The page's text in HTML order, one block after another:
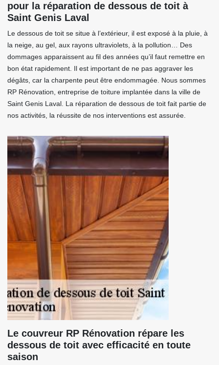
pour la réparation de dessous de toit à
Saint Genis Laval
Le dessous de toit se situe à l’extérieur, il est exposé à la pluie, à
la neige, au gel, aux rayons ultraviolets, à la pollution… Des
dommages apparaissent au fil des années qu’il faut remettre en
bon état rapidement. Il est important de ne pas aggraver les
dégâts, car la charpente peut être endommagée. Nous sommes
RP Rénovation, entreprise de toiture implantée dans la ville de
Saint Genis Laval. La réparation de dessous de toit fait partie de
nos activités, la réussite de nos interventions est assurée.
Le couvreur RP Rénovation répare les
dessous de toit avec efficacité en toute
saison